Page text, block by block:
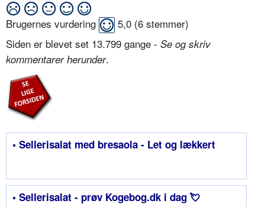
Brugernes vurdering 5,0 (6 stemmer)
Siden er blevet set 13.799 gange - Se og skriv
kommentarer herunder.
• Sellerisalat med bresaola - Let og lækkert
• Sellerisalat - prøv Kogebog.dk i dag 💘